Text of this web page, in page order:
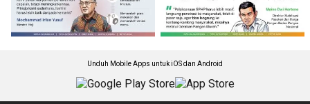
Unduh Mobile Apps untuk iOS dan Android